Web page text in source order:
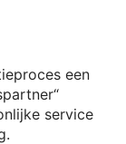
een
service